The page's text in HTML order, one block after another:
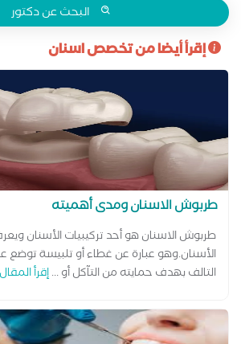
يعمل الدكتور محمود ضمن فريق عيادة
بمدينة نصر، وهي عيادة متكاملة مجهزة بأحدث
وتطبق أعلى معايير التعقيم والجودة لضمان
ومريحة لكل مريض. تجمع العيادة بين الجانب
رعاية الأسنان، مع متابعة دقيقة لكل حالة
وتحقيق ابتسامة صحية ومتناسقة.
البحث عن دكتور
إقرأ أيضا من تخصص اسنان
طربوش الاسنان ومدى أهميته
طربوش الاسنان هو أحد تركيبيات الأسنان
الأسنان.وهو عبارة عن غطاء أو تلبيسة توضع
التالف بهدف حمايته من التآكل أو ...إقرأ